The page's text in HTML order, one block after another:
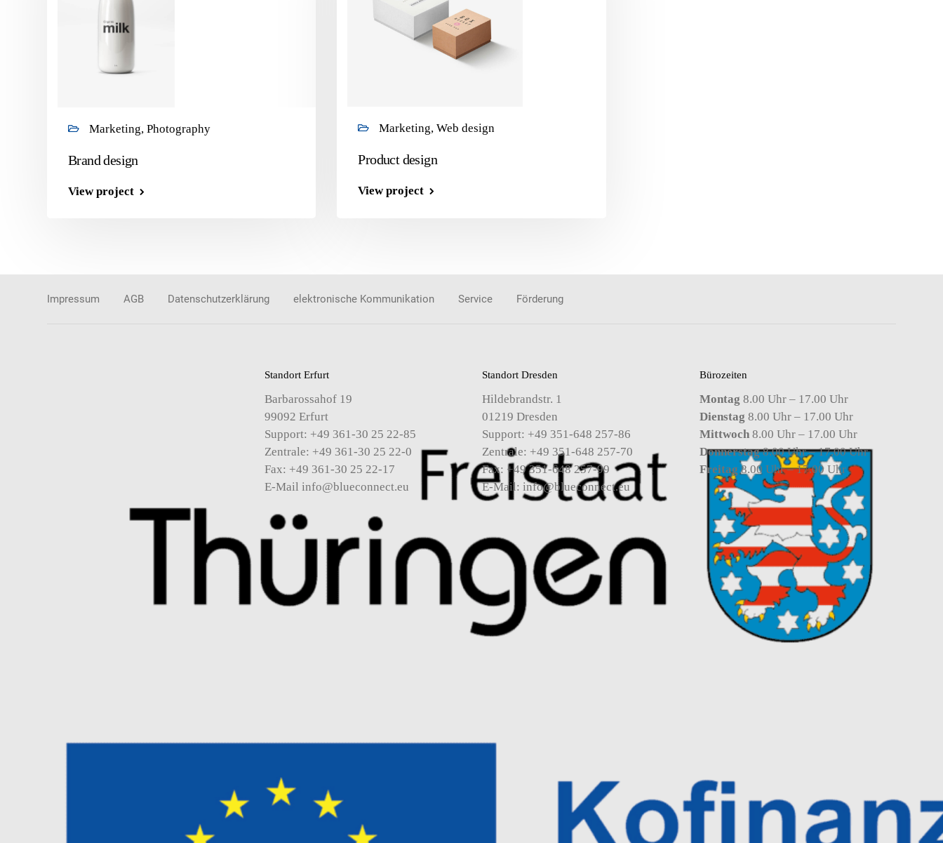
Marketing, Photography
Brand design
View project
Marketing, Web design
Product design
View project
Impressum AGB Datenschutzerklärung elektronische Kommunikation Service Förderung
Standort Erfurt
Barbarossahof 19
99092 Erfurt
Support: +49 361-30 25 22-85
Zentrale: +49 361-30 25 22-0
Fax: +49 361-30 25 22-17
E-Mail info@blueconnect.eu
Standort Dresden
Hildebrandstr. 1
01219 Dresden
Support: +49 351-648 257-86
Zentrale: +49 351-648 257-70
Fax: +49 351-648 257-99
E-Mail: info@blueconnect.eu
Bürozeiten
Montag 8.00 Uhr – 17.00 Uhr
Dienstag 8.00 Uhr – 17.00 Uhr
Mittwoch 8.00 Uhr – 17.00 Uhr
Donnerstag8.00 Uhr – 17.00 Uhr
Freitag8.00 Uhr – 17.00 Uhr